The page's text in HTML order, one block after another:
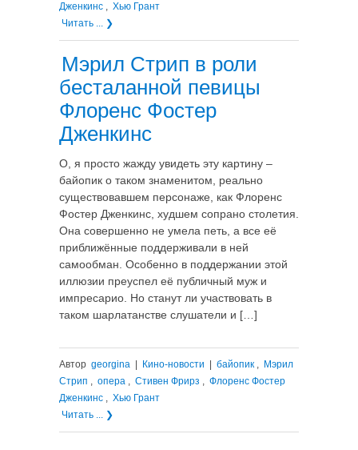
Дженкинс , Хью Грант
Читать ... ❯
Мэрил Стрип в роли
бесталанной певицы
Флоренс Фостер
Дженкинс
О, я просто жажду увидеть эту картину –
байопик о таком знаменитом, реально
существовавшем персонаже, как Флоренс
Фостер Дженкинс, худшем сопрано столетия.
Она совершенно не умела петь, а все её
приближённые поддерживали в ней
самообман. Особенно в поддержании этой
иллюзии преуспел её публичный муж и
импресарио. Но станут ли участвовать в
таком шарлатанстве слушатели и […]
Автор georgina Кино-новости байопик , Мэрил
Стрип , опера , Стивен Фрирз , Флоренс Фостер
Дженкинс , Хью Грант
Читать ... ❯